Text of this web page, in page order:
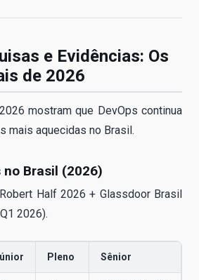
e Evidências: Os
de 2026
mostram que DevOps continua
mais aquecidas no Brasil.
Brasil (2026)
Half 2026 + Glassdoor Brasil
2026).
Pleno Sênior